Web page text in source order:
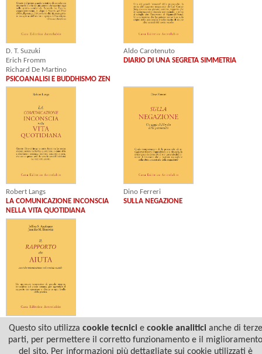
D. T. Suzuki
Erich Fromm
Richard De Martino
PSICOANALISI E BUDDHISMO ZEN
Aldo Carotenuto
DIARIO DI UNA SEGRETA SIMMETRIA
Robert Langs
LA COMUNICAZIONE INCONSCIA
NELLA VITA QUOTIDIANA
Dino Ferreri
SULLA NEGAZIONE
Jeffrey S. Applegate
Jennifer M. Bonovitz
IL RAPPORTO CHE AIUTA
Questo sito utilizza cookie tecnicie cookie analiticianche di terze
parti, per permettere il corretto funzionamento e il miglioramento
del sito. Per informazioni più dettagliate sui cookie utilizzati è